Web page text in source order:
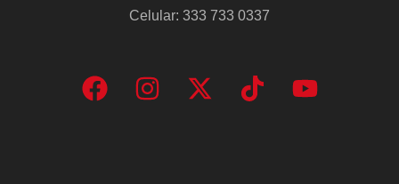
Celular: 333 733 0337